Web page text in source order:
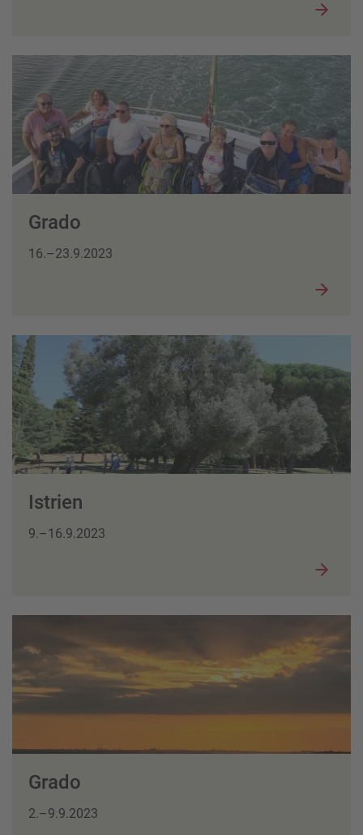
Grado
16.–23.9.2023
Istrien
9.–16.9.2023
Grado
2.–9.9.2023